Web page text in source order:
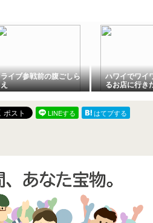
ライブ参戦前の腹ごしら
え
ハワイでワイ
るお店に行き
LINEする
はてブする